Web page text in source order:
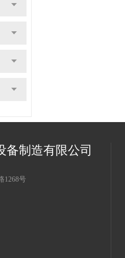
备制造有限公司
1268号